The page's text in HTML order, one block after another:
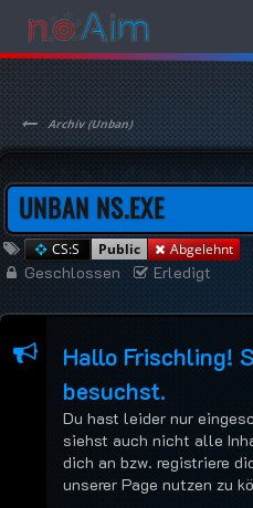
Archiv (Unban)
UNBAN NS.EXE
CS:S Public Abgelehnt
Geschlossen
Erledigt
Hallo Frischling!
besuchst.
Du hast leider nur
siehst auch nicht alle
dich an bzw. registriere
unserer Page nutzen zu